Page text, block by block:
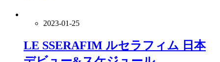
2023-01-25
LE SSERAFIM ルセラフィム 日本